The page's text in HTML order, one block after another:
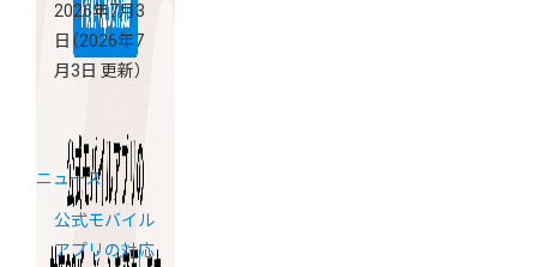
2026年7月3
日 （2026年7
月3日 更新）
ニュース
公式モバイル
アプリの対応